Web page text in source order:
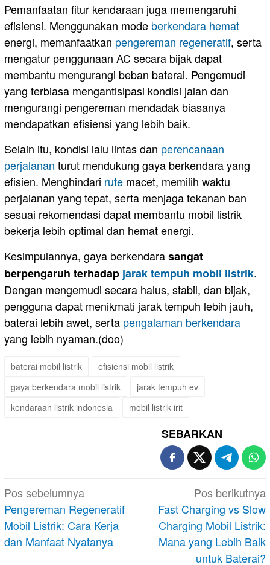
Pemanfaatan fitur kendaraan juga memengaruhi
efisiensi. Menggunakan mode berkendara hemat
energi, memanfaatkan pengereman regeneratif, serta
mengatur penggunaan AC secara bijak dapat
membantu mengurangi beban baterai. Pengemudi
yang terbiasa mengantisipasi kondisi jalan dan
mengurangi pengereman mendadak biasanya
mendapatkan efisiensi yang lebih baik.
Selain itu, kondisi lalu lintas dan perencanaan
perjalanan turut mendukung gaya berkendara yang
efisien. Menghindari rute macet, memilih waktu
perjalanan yang tepat, serta menjaga tekanan ban
sesuai rekomendasi dapat membantu mobil listrik
bekerja lebih optimal dan hemat energi.
Kesimpulannya, gaya berkendarasangat
berpengaruh terhadap jarak tempuh mobil listrik.
Dengan mengemudi secara halus, stabil, dan bijak,
pengguna dapat menikmati jarak tempuh lebih jauh,
baterai lebih awet, serta pengalaman berkendara
yang lebih nyaman.(doo)
baterai mobil listrik
efisiensi mobil listrik
gaya berkendara mobil listrik
jarak tempuh ev
kendaraan listrik indonesia
mobil listrik irit
SEBARKAN
Navigasi
pos
Pos sebelumnya
Pengereman Regeneratif
Mobil Listrik: Cara Kerja
dan Manfaat Nyatanya
Pos berikutnya
Fast Charging vs Slow
Charging Mobil Listrik:
Mana yang Lebih Baik
untuk Baterai?